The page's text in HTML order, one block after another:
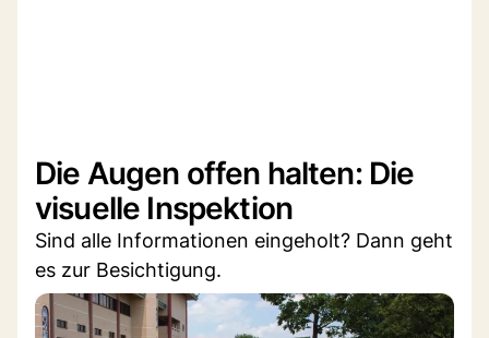
Die Augen offen halten: Die
visuelle Inspektion
Sind alle Informationen eingeholt? Dann geht
es zur Besichtigung.